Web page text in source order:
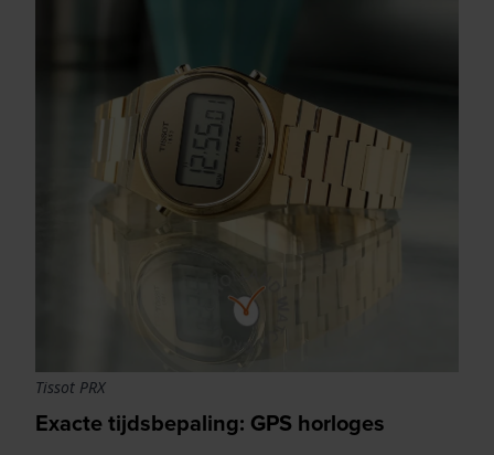
Tissot PRX
Exacte tijdsbepaling: GPS horloges